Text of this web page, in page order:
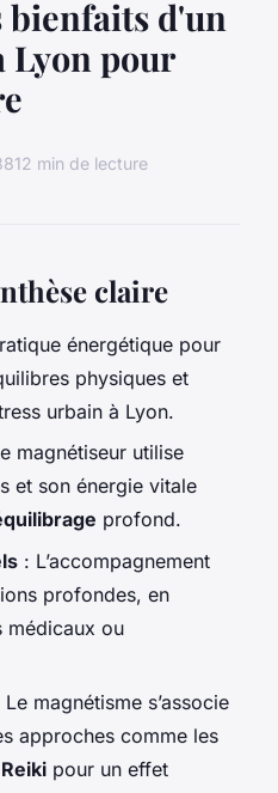
bienfaits d'un
Lyon pour
12 min de lecture
claire
énergétique pour
physiques et
urbain à Lyon.
magnétiseur utilise
et son énergie vitale
profond.
: L’accompagnement
profondes, en
médicaux ou
Le magnétisme s’associe
approches comme les
Reiki pour un effet